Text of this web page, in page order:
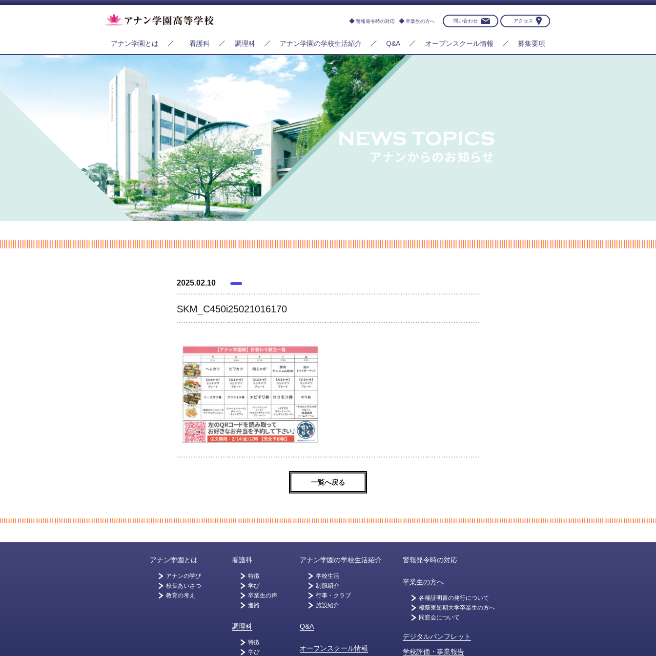
問い合わせ アクセス
アナン学園とは 看護科 調理科 アナン学園の学校生活紹介 Q&A オープンスクール情報 募集要項
警報発令時の対応 卒業生の方へ
2025.02.10
SKM_C450i25021016170
一覧へ戻る
アナン学園とは
アナンの学び
校長あいさつ
教育の考え
看護科
特徴
学び
卒業生の声
進路
調理科
特徴
学び
アナン学園の学校生活紹介
学校生活
制服紹介
行事・クラブ
施設紹介
Q&A
オープンスクール情報
警報発令時の対応
卒業生の方へ
各種証明書の発行について
樟蔭東短期大学卒業生の方へ
同窓会について
デジタルパンフレット
学校評価・事業報告